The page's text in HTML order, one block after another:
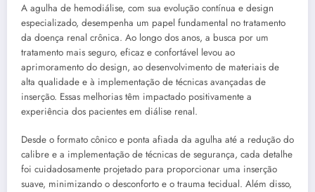
A agulha de hemodiálise, com sua evolução contínua e design
especializado, desempenha um papel fundamental no tratamento
da doença renal crônica. Ao longo dos anos, a busca por um
tratamento mais seguro, eficaz e confortável levou ao
aprimoramento do design, ao desenvolvimento de materiais de
alta qualidade e à implementação de técnicas avançadas de
inserção. Essas melhorias têm impactado positivamente a
experiência dos pacientes em diálise renal.
Desde o formato cônico e ponta afiada da agulha até a redução do
calibre e a implementação de técnicas de segurança, cada detalhe
foi cuidadosamente projetado para proporcionar uma inserção
suave, minimizando o desconforto e o trauma tecidual. Além disso,